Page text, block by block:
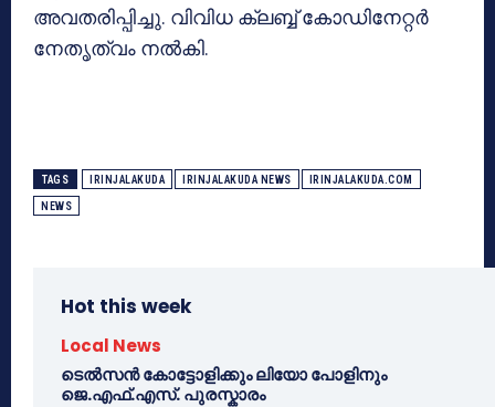
അവതരിപ്പിച്ചു. വിവിധ ക്ലബ്ബ് കോഡിനേറ്റര്‍
നേതൃത്വം നല്‍കി.
TAGS IRINJALAKUDA IRINJALAKUDA NEWS IRINJALAKUDA.COM
NEWS
Hot this week
Local News
ടെൽസൻ കോട്ടോളിക്കും ലിയോ പോളിനും
ജെ.എഫ്.എസ്. പുരസ്കാരം